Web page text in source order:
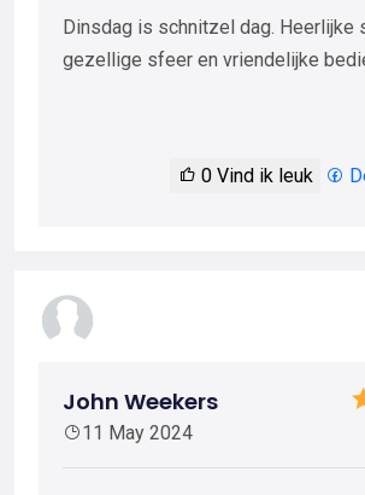
Dinsdag is schnitzel dag. Heerlijke
gezellige sfeer en vriendelijke
0 Vind ik leuk
John Weekers
11 May 2024